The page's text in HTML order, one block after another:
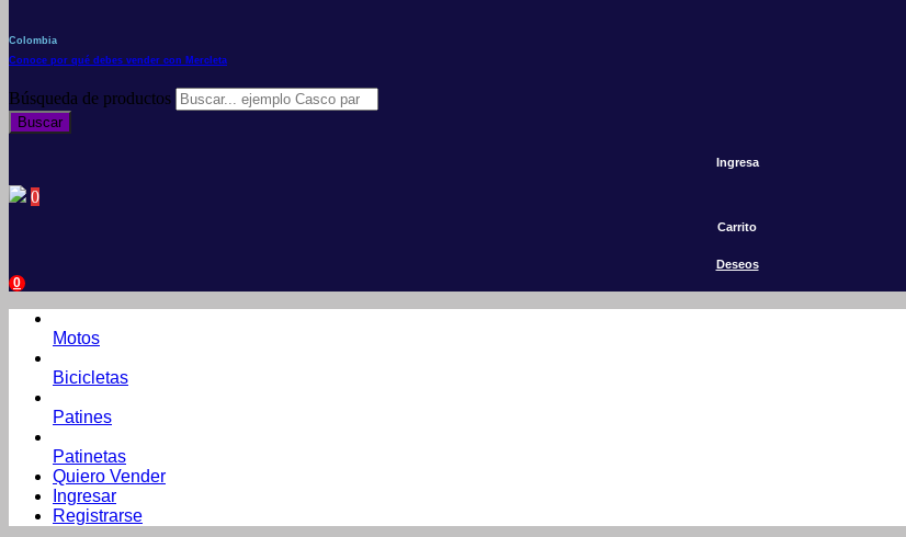
Colombia
Conoce por qué debes vender con Mercleta
Búsqueda de productos
Buscar
Ingresa
0
Carrito
Deseos
0
Motos
Bicicletas
Patines
Patinetas
Quiero Vender
Ingresar
Registrarse